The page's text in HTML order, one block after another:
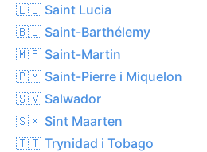
🇱🇨 Saint Lucia
🇧🇱 Saint-Barthélemy
🇲🇫 Saint-Martin
🇵🇲 Saint-Pierre i Miquelon
🇸🇻 Salwador
🇸🇽 Sint Maarten
🇹🇹 Trynidad i Tobago